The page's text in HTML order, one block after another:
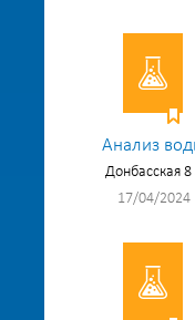
Анализ
Донбасская 8
17/04/2024